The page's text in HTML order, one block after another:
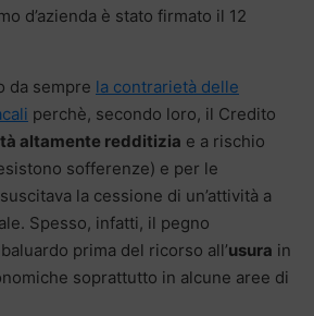
d’azienda è stato firmato il 12
da sempre la contrarietà delle
perchè, secondo loro, il Credito
altamente redditizia e a rischio
sofferenze) e per le
la cessione di un’attività a
Spesso, infatti, il pegno
prima del ricorso all’usura in
soprattutto in alcune aree di